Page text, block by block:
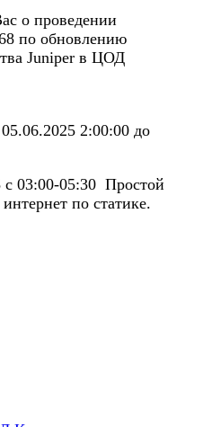
о проведении
по обновлению
Juniper в ЦОД
2:00:00 до
с 03:00-05:30 Простой
по статике.